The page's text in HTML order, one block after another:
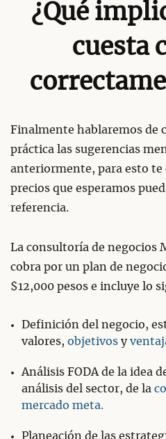
¿Qué
cuesta
Finalmente hablaremos de
práctica las sugerencias
anteriormente, para esto
precios que esperamos
referencia.
La consultoría de negocios
cobra por un plan de
$12,000 pesos e incluye lo
Definición del negocio,
valores, objetivos y
Análisis FODA de la idea
análisis del sector, de la
mercado meta.
Planeación de las